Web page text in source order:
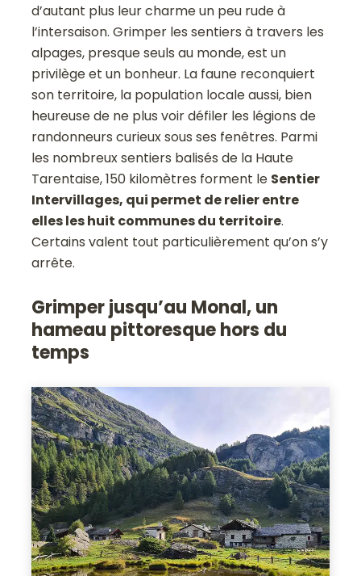
d’autant plus leur charme un peu rude à
l’intersaison. Grimper les sentiers à travers les
alpages, presque seuls au monde, est un
privilège et un bonheur. La faune reconquiert
son territoire, la population locale aussi, bien
heureuse de ne plus voir défiler les légions de
randonneurs curieux sous ses fenêtres. Parmi
les nombreux sentiers balisés de la Haute
Tarentaise, 150 kilomètres forment le Sentier
Intervillages, qui permet de relier entre
elles les huit communes du territoire.
Certains valent tout particulièrement qu’on s’y
arrête.
Grimper jusqu’au Monal, un
hameau pittoresque hors du
temps